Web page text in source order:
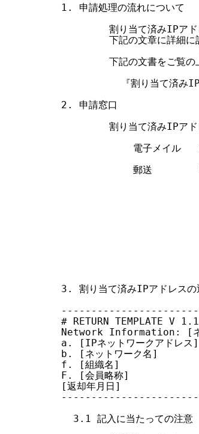
1. 申請処理の流れについて
割り当て済みIPアド
下記の文章に詳細に
下記の文書をご覧の
『割り当て済みIP
2. 申請窓口
割り当て済みIPアド
電子メイル
郵送
3. 割り当て済みIPアドレスの
# RETURN TEMPLATE V
Network Information: [ネ
a. [IPネットワークアドレス]
b. [ネットワーク名]
f. [組織名]
F. [会員略称]
[返却年月日]
  3.1 記入に当たっての注意